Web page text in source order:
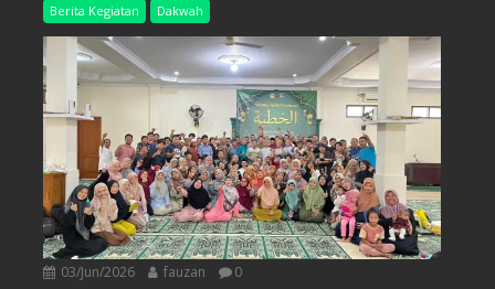
Berita Kegiatan Dakwah
03/Jun/2026 fauzan 0